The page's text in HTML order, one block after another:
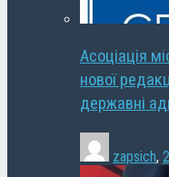
Асоціація
нової
державні
zapsich,